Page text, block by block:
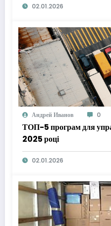
02.01.2026
Андрей Иванов 0
ТОП-5 програм для
2025 році
02.01.2026